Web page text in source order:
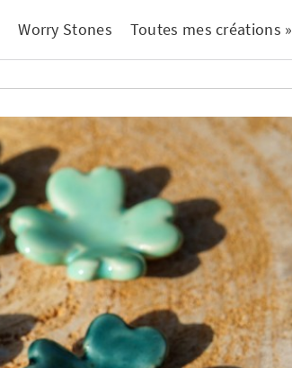
Worry Stones Toutes mes créations »